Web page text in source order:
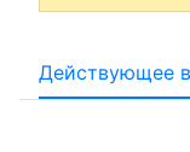
Действующее